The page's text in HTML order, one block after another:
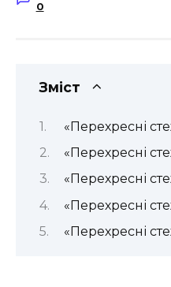
0
Зміст
«Перехресні
«Перехресні
«Перехресні
«Перехресні
«Перехресні